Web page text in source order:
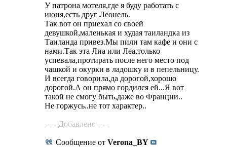
У патрона мотеля,где я буду работать с
июня,есть друг Леонель.
Так вот он приехал со своей
девушкой,маленькая и худая таиландка из
Таиланда привез.Мы пили там кафе и они с
нами.Так эта Лиа или Леа,только
успевала,протирать после него место под
чашкой и окурки в ладошку и в пепельницу.
И всегда говорила,да дорогой,хорошо
дорогой.А он прямо гордился ей...Я вот
такой не смогу быть,даже во Франции..
Не горжусь..не тот характер..
- - - Добавлено - - -
Сообщение от Verona_BY